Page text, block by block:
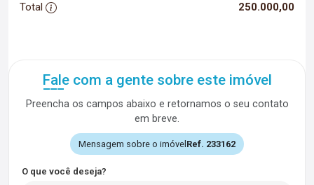
Total
250.000,00
Fale com a gente sobre este imóvel
Preencha os campos abaixo e retornamos o seu contato
em breve.
Mensagem sobre o imóvel Ref. 233162
O que você deseja?